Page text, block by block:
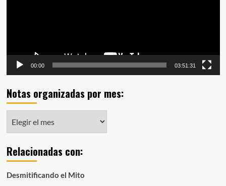
00:00 03:51:31
Notas organizadas por mes:
organizadas
mes:
Relacionadas con:
Desmitificando el Mito